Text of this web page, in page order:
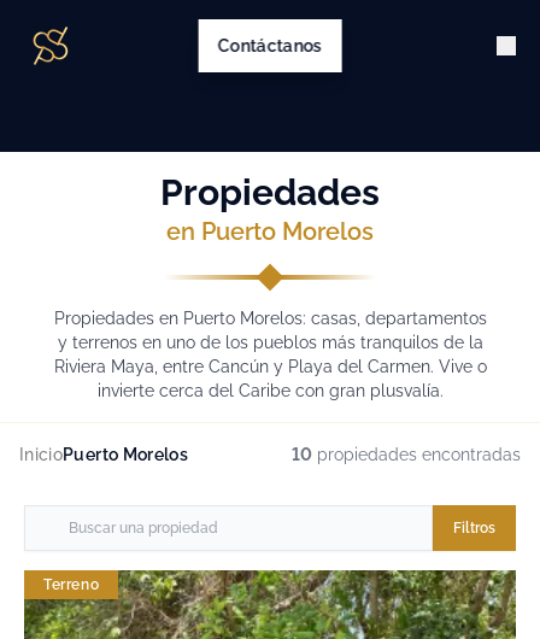
Contáctanos
Propiedades
en Puerto Morelos
Propiedades en Puerto Morelos: casas, departamentos
y terrenos en uno de los pueblos más tranquilos de la
Riviera Maya, entre Cancún y Playa del Carmen. Vive o
invierte cerca del Caribe con gran plusvalía.
InicioPuerto Morelos 10 propiedades encontradas
Filtros
Terreno